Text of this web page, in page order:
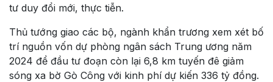
tư duy đổi mới, thực tiễn.
Thủ tướng giao các bộ, ngành khẩn trương xem xét bố
trí nguồn vốn dự phòng ngân sách Trung ương năm
2024 để đầu tư đoạn còn lại 6,8 km tuyến đê giảm
sóng xa bờ Gò Công với kinh phí dự kiến 336 tỷ đồng.